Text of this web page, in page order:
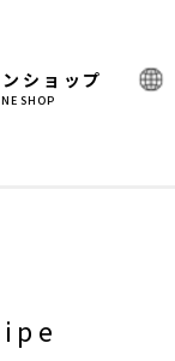
ショップ
SHOP